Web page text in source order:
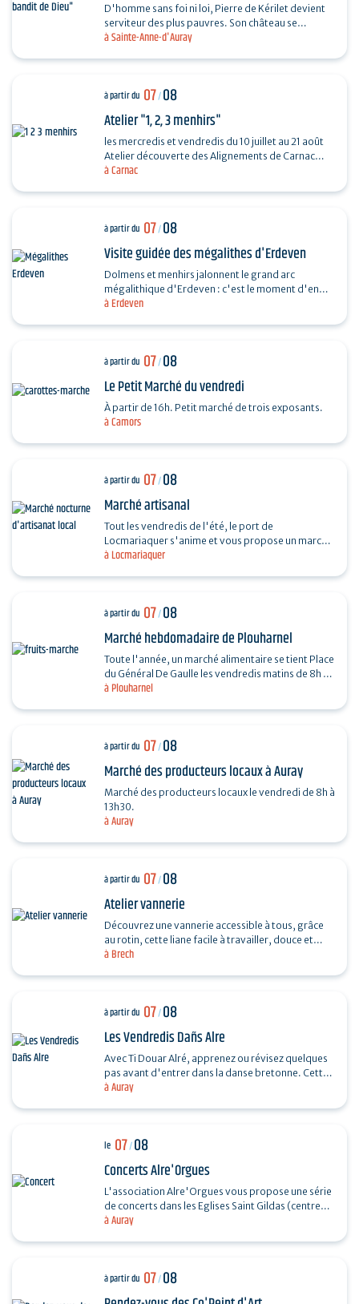
à Sainte-Anne-d'Auray
D'homme sans foi ni loi, Pierre de Kérilet devient
serviteur des plus pauvres. Son château se
transforme en refuge, sa vie en offrande.
à Carnac
à partir du 07/08
Atelier "1, 2, 3 menhirs"
les mercredis et vendredis du 10 juillet au 21 août
Atelier découverte des Alignements de Carnac
destiné aux enfants de 4 à 6 ans en compagnie
à Erdeven
à partir du 07/08
Visite guidée des mégalithes d'Erdeven
Dolmens et menhirs jalonnent le grand arc
mégalithique d'Erdeven : c'est le moment d'en
découvrir un peu plus. Des Alignements de
à Camors
à partir du 07/08
Le Petit Marché du vendredi
À partir de 16h. Petit marché de trois exposants.
à Locmariaquer
à partir du 07/08
Marché artisanal
Tout les vendredis de l'été, le port de
Locmariaquer s'anime et vous propose un marché
nocturne d'artisanat local. Les musiciens
à Plouharnel
à partir du 07/08
Marché hebdomadaire de Plouharnel
Toute l'année, un marché alimentaire se tient Place
du Général De Gaulle les vendredis matins de 8h à
13h.
à Auray
à partir du 07/08
Marché des producteurs locaux à Auray
Marché des producteurs locaux le vendredi de 8h à
13h30.
à Brech
à partir du 07/08
Atelier vannerie
Découvrez une vannerie accessible à tous, grâce
au rotin, cette liane facile à travailler, douce et
à Auray
à partir du 07/08
Les Vendredis Dañs Alre
Avec Ti Douar Alré, apprenez ou révisez quelques
pas avant d'entrer dans la danse bretonne. Cette
initiation est suivie d'un fest-noz animé par un…
à Auray
le 07/08
Concerts Alre'Orgues
L'association Alre'Orgues vous propose une série
de concerts dans les Eglises Saint Gildas (centre-
à partir du 07/08